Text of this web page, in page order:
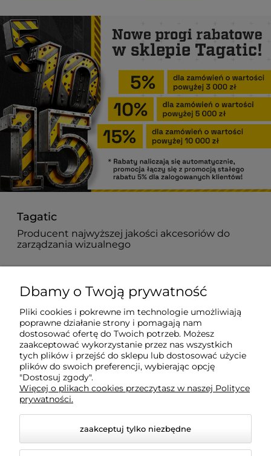
Tagatic
Producent najwyższej jakości akcesoriów do
zarządzania wizualnego
882 627 363
biuro@tagatic.com
Oznakowanie magazynów i hal produkcyjnych
Dodatkowe informacje
Moje konto
Dbamy o Twoją prywatność
Pliki cookies i pokrewne im technologie umożliwiają
poprawne działanie strony i pomagają nam
dostosować ofertę do Twoich potrzeb. Możesz
zaakceptować wykorzystanie przez nas wszystkich
tych plików i przejść do sklepu lub dostosować użycie
plików do swoich preferencji, wybierając opcję
"Dostosuj zgody".
Więcej o plikach cookies przeczytasz w naszej Polityce
prywatności.
zaakceptuj tylko niezbędne